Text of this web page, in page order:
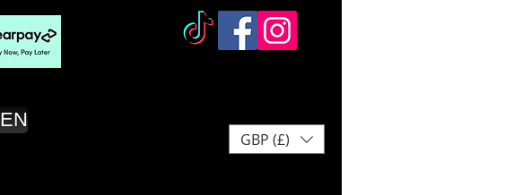
GBP (£)